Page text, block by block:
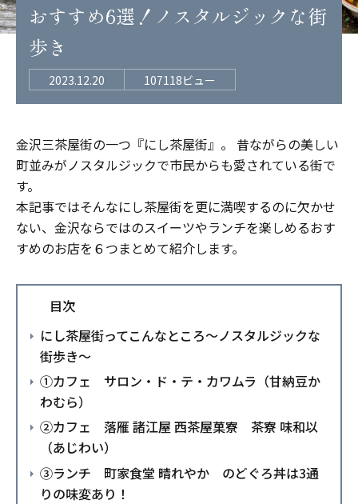
おすすめ6選！ノスタルジックな街
歩き
2023.12.20 107118ビュー
金沢三茶屋街の一つ『にし茶屋街』。 昔ながらの美しい
町並みがノスタルジックで市民からも愛されている街で
す。
本記事ではそんなにし茶屋街を更に満喫するのに欠かせ
ない、金沢ならではのスイーツやランチを楽しめるおす
すめのお店を６つまとめて紹介します。
目次
にし茶屋街ってこんなところ～ノスタルジックな
街歩き～
①カフェ サロン・ド・テ・カワムラ（甘納豆か
わむら）
②カフェ 落雁 諸江屋 西茶屋菓寮 茶寮 味和以
（あじわい）
③ランチ 町家食堂 晴れやか のどぐろ丼は3通
りの味変あり！